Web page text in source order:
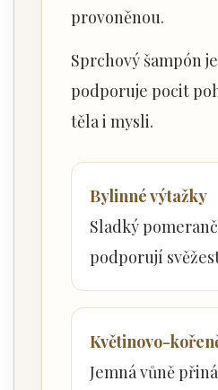
provoněnou.
Sprchový šampón
podporuje pocit
těla i mysli.
Bylinné výtažky
Sladký
podporují
Květinovo-
Jemná vůně